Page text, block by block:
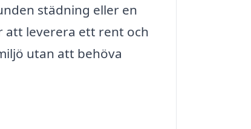
städning eller en
att leverera ett rent och
utan att behöva